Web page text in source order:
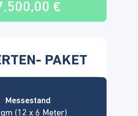
€
PAKET
Messestand
(12 x 6 Meter)